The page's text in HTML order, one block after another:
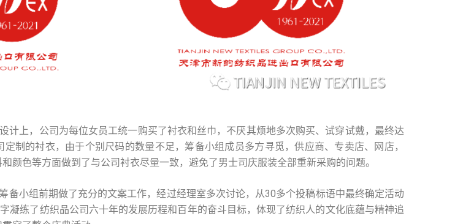
计上，公司为每位女员工统一购买了衬衣和丝巾，不厌其烦地多次购买、试穿试戴，最终达
制的衬衣，由于个别尺码的数量不足，筹备小组成员多方寻觅，供应商、专卖店、网店，
颜色等方面做到了与公司衬衣尽量一致，避免了男士司庆服装全部重新采购的问题。
备小组前期做了充分的文案工作，经过经理室多次讨论，从30多个投稿标语中最终确定活动
凝练了纺织品公司六十年的发展历程和百年的奋斗目标，体现了纺织人的文化底蕴与精神追